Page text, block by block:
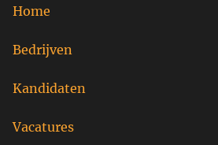
Home
Bedrijven
Kandidaten
Vacatures